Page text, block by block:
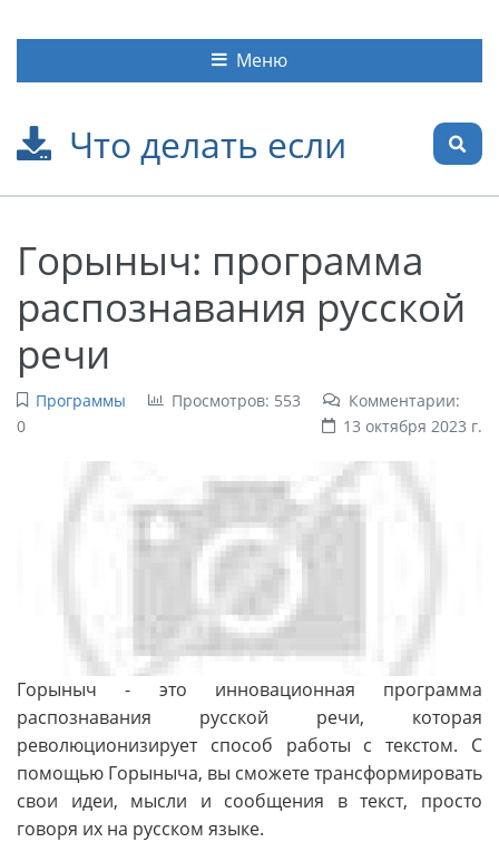
Что делать если
Меню
Горыныч: программа
распознавания русской
речи
Программы Просмотров: 553
Комментарии:
0
13 октября 2023 г.
Горыныч - это инновационная программа
распознавания русской речи, которая
революционизирует способ работы с текстом. С
помощью Горыныча, вы сможете трансформировать
свои идеи, мысли и сообщения в текст, просто
говоря их на русском языке.